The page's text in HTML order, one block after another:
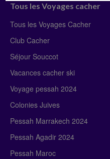
Tous les Voyages cacher
Tous les Voyages Cacher
Club Cacher
Séjour Souccot
Vacances cacher ski
Voyage pessah 2024
Colonies Juives
Pessah Marrakech 2024
Pessah Agadir 2024
Pessah Maroc